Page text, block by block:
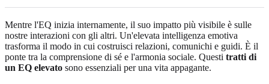
Mentre l'EQ inizia internamente, il suo impatto più visibile è sulle
nostre interazioni con gli altri. Un'elevata intelligenza emotiva
trasforma il modo in cui costruisci relazioni, comunichi e guidi. È il
ponte tra la comprensione di sé e l'armonia sociale. Questi tratti di
un EQ elevato sono essenziali per una vita appagante.